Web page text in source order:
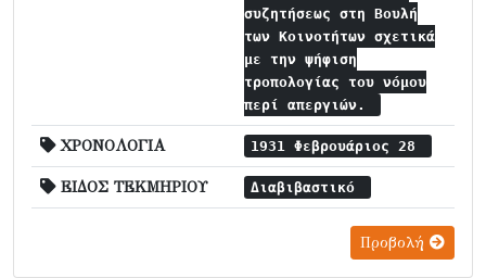
συζητήσεως στη Βουλή
των Κοινοτήτων σχετικά
με την ψήφιση
τροπολογίας του νόμου
περί απεργιών.
ΧΡΟΝΟΛΟΓΙΑ 1931 Φεβρουάριος 28
ΕΙΔΟΣ ΤΕΚΜΗΡΙΟΥ Διαβιβαστικό
Προβολή